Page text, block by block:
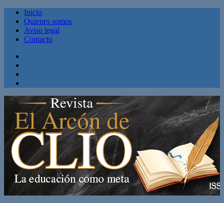
Inicio
Quienes somos
Aviso legal
Contacto